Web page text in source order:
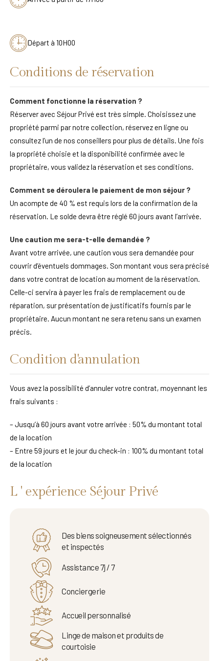
Départ à 10H00
Conditions de réservation
Comment fonctionne la réservation ?
Réserver avec Séjour Privé est très simple. Choisissez une
propriété parmi par notre collection, réservez en ligne ou
consultez l’un de nos conseillers pour plus de détails. Une fois
la propriété choisie et la disponibilité confirmée avec le
propriétaire, vous validez la réservation et ses conditions.
Comment se déroulera le paiement de mon séjour ?
Un acompte de 40 % est requis lors de la confirmation de la
réservation. Le solde devra être réglé 60 jours avant l’arrivée.
Une caution me sera-t-elle demandée ?
Avant votre arrivée, une caution vous sera demandée pour
couvrir d’éventuels dommages. Son montant vous sera précisé
dans votre contrat de location au moment de la réservation.
Celle-ci servira à payer les frais de remplacement ou de
réparation, sur présentation de justificatifs fournis par le
propriétaire. Aucun montant ne sera retenu sans un examen
précis.
Condition d'annulation
Vous avez la possibilité d’annuler votre contrat, moyennant les
frais suivants :
– Jusqu’à 60 jours avant votre arrivée : 50% du montant total
de la location
– Entre 59 jours et le jour du check-in : 100% du montant total
de la location
L ' expérience Séjour Privé
Des biens soigneusement sélectionnés
et inspectés
Assistance 7j / 7
Conciergerie
Accueil personnalisé
Linge de maison et produits de
courtoisie